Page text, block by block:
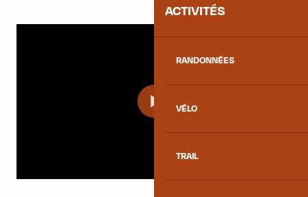
ACTIVITÉS
RANDONNÉES
VÉLO
TRAIL